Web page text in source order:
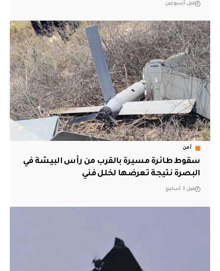
قبل أسبوعين
أمن
سقوط طائرة مسيرة بالقرب من رأس البيشة في
البصرة نتيجة تعرضها لخلل فني
قبل 3 أسابيع